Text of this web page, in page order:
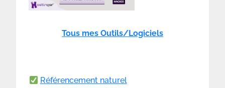
Tous mes Outils/Logiciels
Référencement naturel